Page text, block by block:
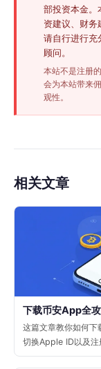
部投资本金。
资建议、财务
请自行进行充
顾问。
本站不是注册
会为本站带来
观性。
相关文章
下载币安App全
这篇文章教你如何
切换Apple ID以及注